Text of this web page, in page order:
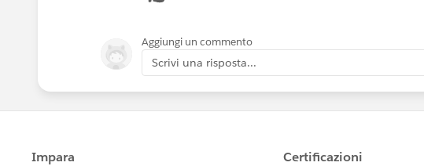
4. Go back to the user and Select Assign
permission set
Aggiungi un commento
Scrivi una risposta...